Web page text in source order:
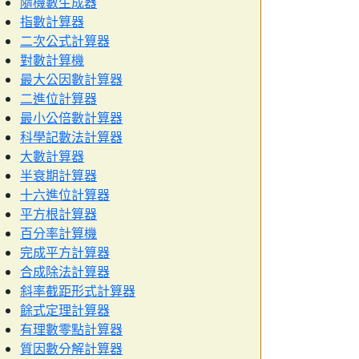
指數計算器
二次公式計算器
對數計算機
最大公因數計算器
二進位計算器
最小公倍數計算器
科學記數法計算器
大數計算器
半衰期計算器
十六進位計算器
平方根計算器
百分率計算機
完成平方計算器
合成除法計算器
斜率截距形式計算器
餘式定理計算器
有理數零點計算器
質因數分解計算器